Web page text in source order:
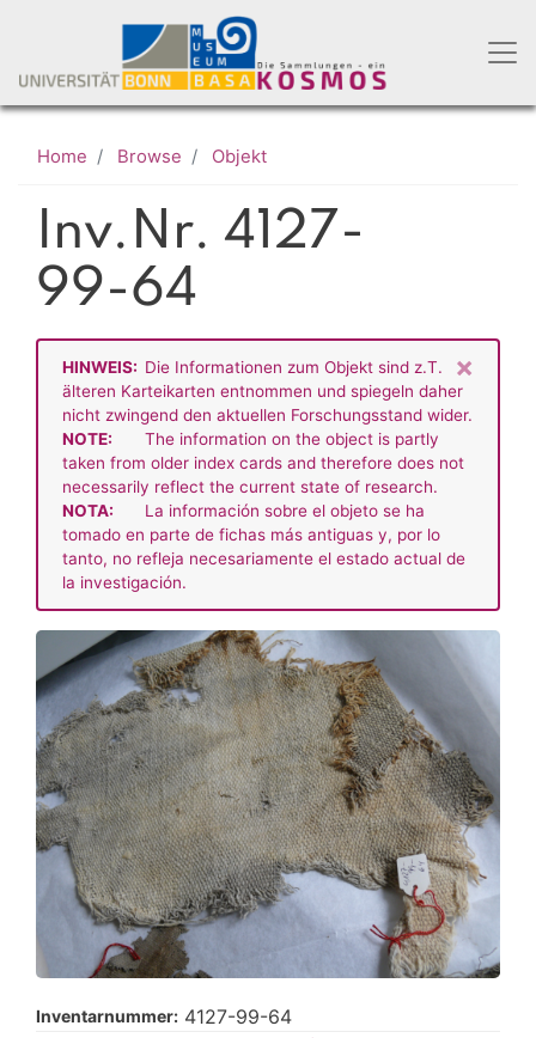
main
content
Home Browse Objekt
Inv.Nr. 4127-
99-64
×
HINWEIS: Die Informationen zum Objekt sind z.T.
älteren Karteikarten entnommen und spiegeln daher
nicht zwingend den aktuellen Forschungsstand wider.
NOTE:
The information on the object is partly
taken from older index cards and therefore does not
necessarily reflect the current state of research.
NOTA:
La información sobre el objeto se ha
tomado en parte de fichas más antiguas y, por lo
tanto, no refleja necesariamente el estado actual de
la investigación.
Inventarnummer: 4127-99-64